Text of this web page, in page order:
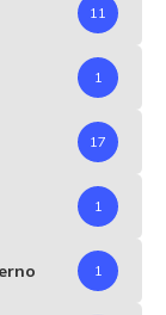
11
1
17
1
1